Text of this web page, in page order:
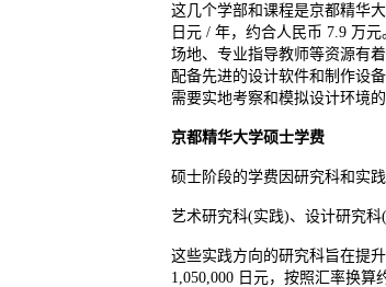
这几个学部和课程是京都精华
日元 / 年，约合人民币 7.9 万
场地、专业指导教师等资源有
配备先进的设计软件和制作设
需要实地考察和模拟设计环境
京都精华大学硕士学费
硕士阶段的学费因研究科和实
艺术研究科(实践)、设计研究
这些实践方向的研究科旨在提
1,050,000 日元，按照汇率换算